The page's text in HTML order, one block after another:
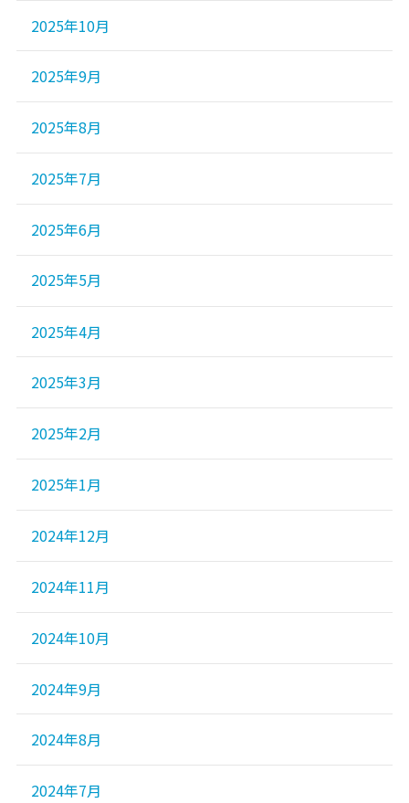
2025年10月
2025年9月
2025年8月
2025年7月
2025年6月
2025年5月
2025年4月
2025年3月
2025年2月
2025年1月
2024年12月
2024年11月
2024年10月
2024年9月
2024年8月
2024年7月